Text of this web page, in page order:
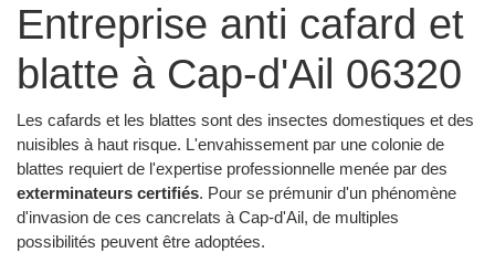
Entreprise anti cafard et
blatte à Cap-d'Ail 06320
Les cafards et les blattes sont des insectes domestiques et des
nuisibles à haut risque. L'envahissement par une colonie de
blattes requiert de l'expertise professionnelle menée par des
exterminateurs certifiés. Pour se prémunir d'un phénomène
d'invasion de ces cancrelats à Cap-d'Ail, de multiples
possibilités peuvent être adoptées.